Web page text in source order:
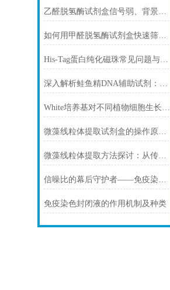
乙醛脱氢酶试剂盒信号弱、背景高、重复性差怎么办？
如何用甲醛脱氢酶试剂盒快速筛查食品中甲醛残留？
His-Tag蛋白纯化磁珠常见问题与解决方案
深入解析鲑鱼精DNA辅助试剂：原理、特性与规范操作
White培养基对不同植物细胞生长的影响
微藻线粒体提取试剂盒的操作原理与实验优化指南
微藻线粒体提取方法探讨：从传统技术到试剂盒方案
信噪比的幕后守护者——免疫染色洗涤液的科学原理与核心价值
免疫染色封闭液的作用机制及种类